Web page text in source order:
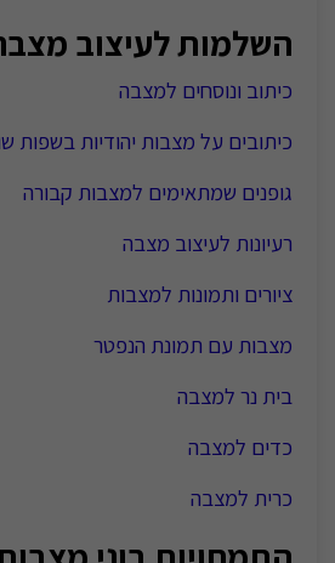
השלמות לעיצוב
כיתוב ונוסחים למצבה
כיתובים על מצבות יהודיות בשפות
גופנים שמתאימים למצבות קבורה
רעיונות לעיצוב מצבה
ציורים ותמונות למצבות
מצבות עם תמונת הנפטר
בית נר למצבה
כדים למצבה
כרית למצבה